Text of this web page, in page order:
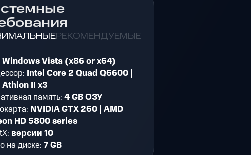
РЕКОМЕНДУЕМЫЕ
Windows Vista (x86 or x64)
Intel Core 2 Quad Q6600 |
Athlon II x3
память: 4 GB ОЗУ
NVIDIA GTX 260 | AMD
HD 5800 series
версии 10
на диске: 7 GB